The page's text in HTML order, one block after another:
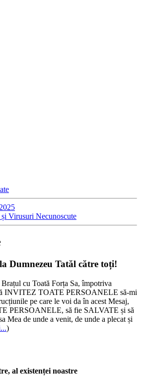
Virusuri Necunoscute
Dumnezeu Tatăl către toți!
cu Toată Forța Sa, împotriva
INVITEZ TOATE PERSOANELE să-mi
pe care le voi da în acest Mesaj,
PERSOANELE, să fie SALVATE și să
Mea de unde a venit, de unde a plecat și
)
al existenței noastre